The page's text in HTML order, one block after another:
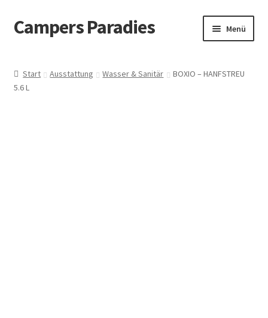
Zur
Navigation
Zum
Inhalt
Campers Paradies Menü
Ausstattung
Start Ausstattung Wasser & Sanitär
BOXIO – HANFSTREU
5.6 L